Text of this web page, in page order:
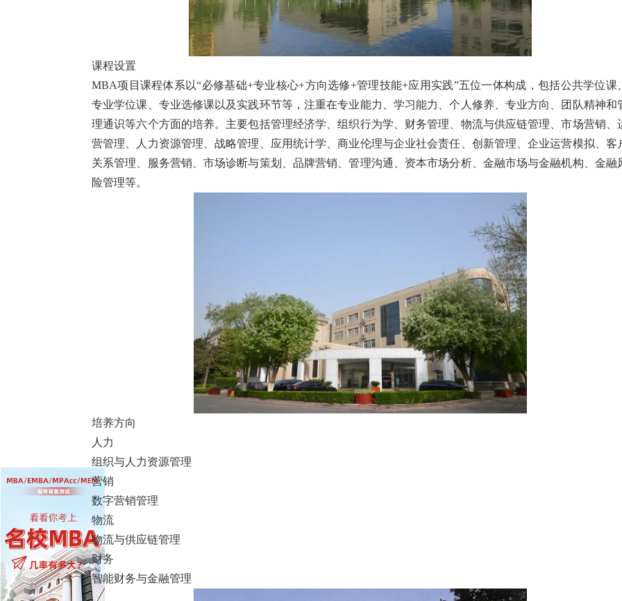
课程设置
MBA项目课程体系以“必修基础+专业核心+方向选修+管理技能+应用实践”五位一体构成，包括公共学位课
专业学位课、专业选修课以及实践环节等，注重在专业能力、学习能力、个人修养、专业方向、团队精神和
理通识等六个方面的培养。主要包括管理经济学、组织行为学、财务管理、物流与供应链管理、市场营销、
营管理、人力资源管理、战略管理、应用统计学、商业伦理与企业社会责任、创新管理、企业运营模拟、客
关系管理、服务营销、市场诊断与策划、品牌营销、管理沟通、资本市场分析、金融市场与金融机构、金融
险管理等。
培养方向
人力
组织与人力资源管理
营销
数字营销管理
物流
物流与供应链管理
财务
智能财务与金融管理